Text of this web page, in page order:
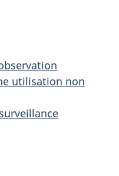
utilisation non